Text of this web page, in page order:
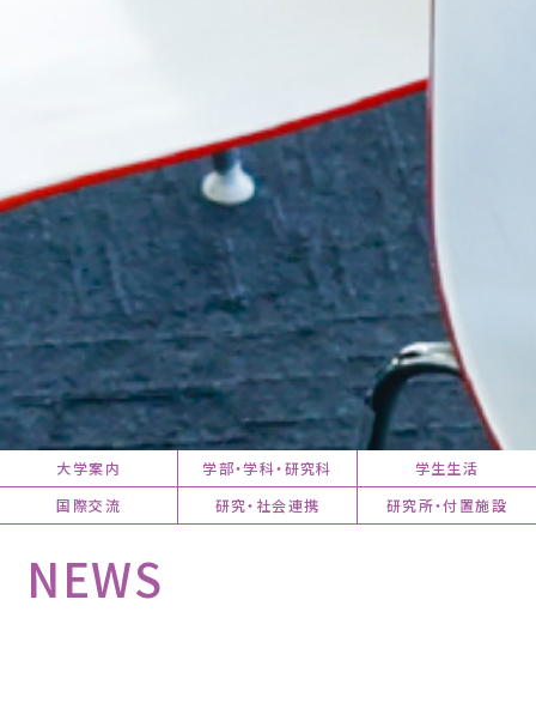
大学案内 学部・学科・研究科
学生生活
国際交流
研究・社会連携 研究所・付置施設
NEWS